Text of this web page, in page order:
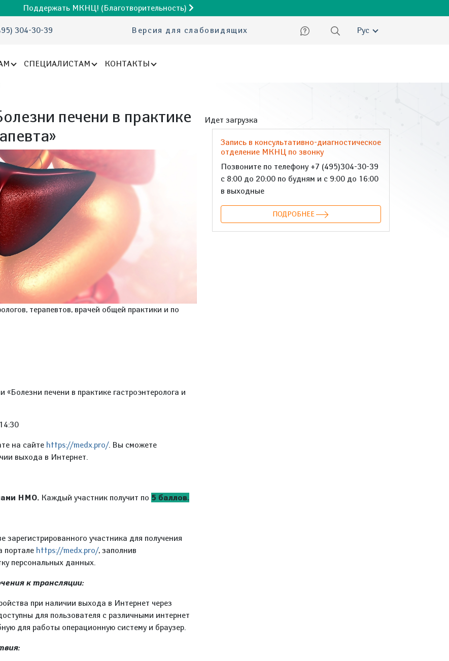
Поддержать МКНЦ! (Благотворительность)
304-30-39 Версия для слабовидящих Русский
СПЕЦИАЛИСТАМ КОНТАКТЫ
печени в практике
терапевтов, врачей общей практики и по
«Болезни печени в практике гастроэнтеролога и
на сайте https://medx.pro/. Вы сможете
выхода в Интернет.
НМО. Каждый участник получит по 5 баллов.
зарегистрированного участника для получения
портале https://medx.pro/, заполнив
персональных данных.
к трансляции:
при наличии выхода в Интернет через
для пользователя с различными интернет
для работы операционную систему и браузер.
Идет загрузка
Запись в консультативно-диагностическое
отделение МКНЦ по звонку
Позвоните по телефону +7 (495)304-30-39
с 8:00 до 20:00 по будням и с 9:00 до 16:00
в выходные
ПОДРОБНЕЕ